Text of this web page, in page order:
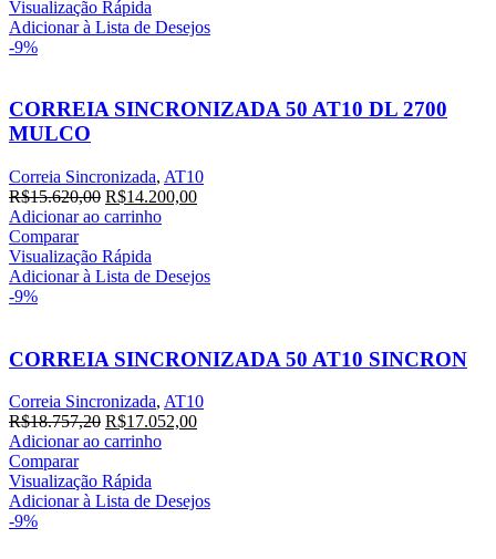
era:
R$15.206,40.R$13.824,00.
Visualização Rápida
Adicionar à Lista de Desejos
-9%
CORREIA SINCRONIZADA 50 AT10 DL 2700
MULCO
Correia Sincronizada, AT10
R$15.620,00 O
preço
era:
R$15.620,00.
R$14.200,00O
R$14.200,00.
Adicionar ao carrinho
Comparar
Visualização Rápida
Adicionar à Lista de Desejos
-9%
CORREIA SINCRONIZADA 50 AT10 SINCRON
Correia Sincronizada, AT10
R$18.757,20 O
preço
era:
R$18.757,20.
R$17.052,00O
R$17.052,00.
Adicionar ao carrinho
Comparar
Visualização Rápida
Adicionar à Lista de Desejos
-9%